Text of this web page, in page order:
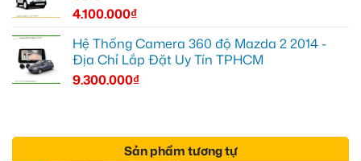
4.100.000₫
Hệ Thống Camera 360 độ Mazda 2 2014 -
Địa Chỉ Lắp Đặt Uy Tín TPHCM
9.300.000₫
Sản phẩm tương tự